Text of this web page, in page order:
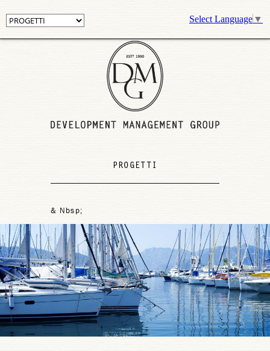
Select Language ▼
PROGETTI
& Nbsp;